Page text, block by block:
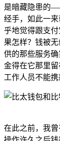
是暗藏隐患的
经手，如此一
乎地觉得跟支
果怎样？钱被
供的那些服务
金得在它那里
工作人员不能
在此之前，我